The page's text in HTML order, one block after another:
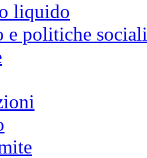
liquido
e politiche sociali